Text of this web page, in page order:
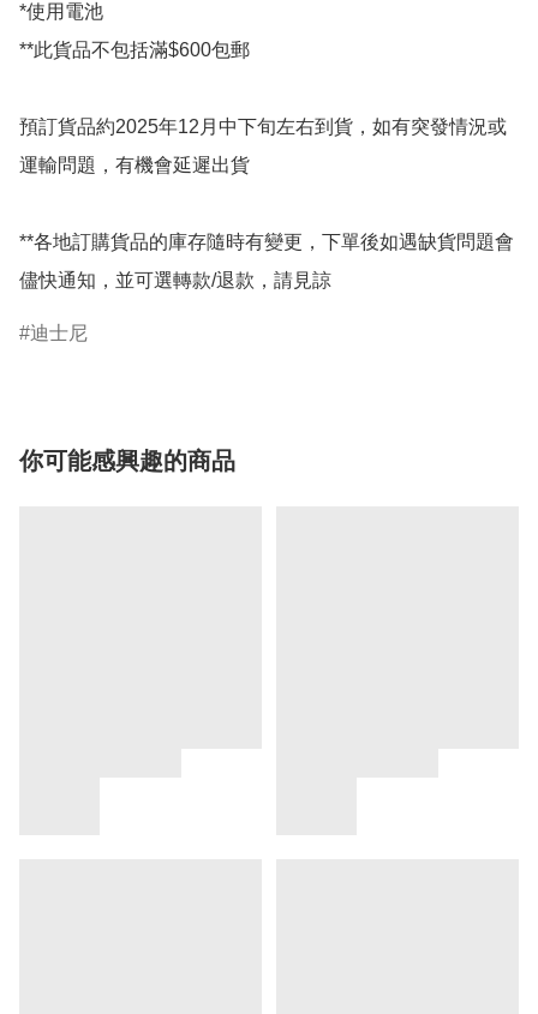
*使用電池
**此貨品不包括滿$600包郵
預訂貨品約2025年12月中下旬左右到貨，如有突發情況或
運輸問題，有機會延遲出貨
**各地訂購貨品的庫存隨時有變更，下單後如遇缺貨問題會
儘快通知，並可選轉款/退款，請見諒
迪士尼
你可能感興趣的商品